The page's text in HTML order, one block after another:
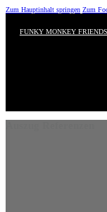
Zum Hauptinhalt springen Zum
FUNKY MONKEY FRIENDS